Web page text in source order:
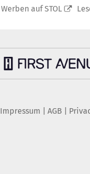
Werben auf STOL
Impressum AGB